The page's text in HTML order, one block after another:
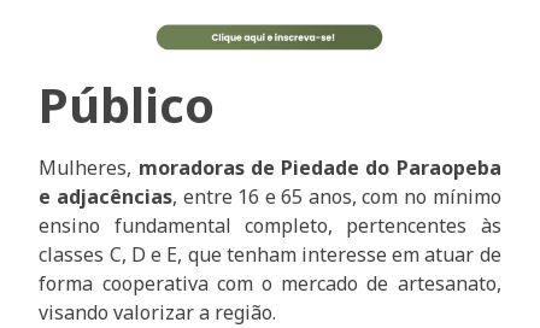
Público
Mulheres, moradoras de Piedade do Paraopeba
e adjacências, entre 16 e 65 anos, com no mínimo
ensino fundamental completo, pertencentes às
classes C, D e E, que tenham interesse em atuar de
forma cooperativa com o mercado de artesanato,
visando valorizar a região.